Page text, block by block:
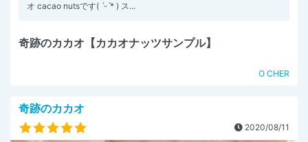
オ cacao nutsです( ˊᵕˋ* ) ス...
奇跡のカカオ【カカオナッツサンプル】
O CHER
奇跡のカカオ
2020/08/11